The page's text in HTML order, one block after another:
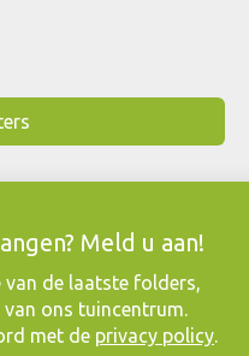
Meld u aan!
de laatste folders,
van ons tuincentrum.
met de privacy policy.